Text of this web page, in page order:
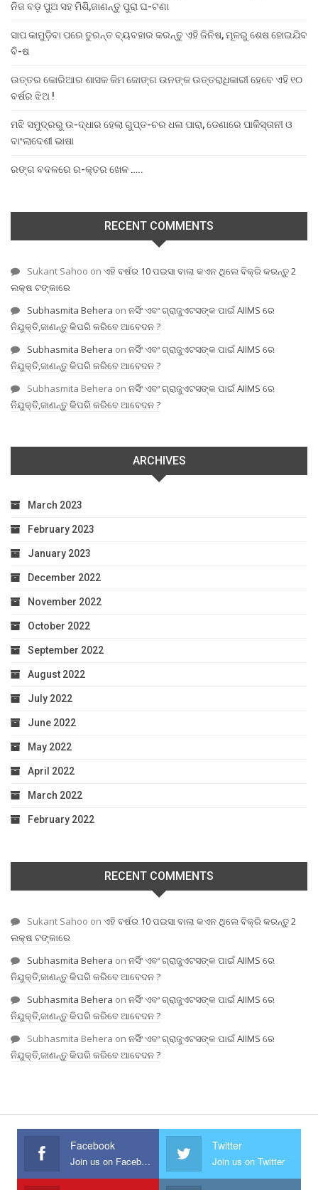
ନିଜ ବଡ଼ ପୁଅ ସହ ମିଶି,ଜାଣନ୍ତୁ ପୁରା ଘ-ଟଣା
ସାପ କାମୁଡ଼ିବା ପରେ ତୁରନ୍ତ ବ୍ୟବହାର କରନ୍ତୁ ଏହି ଜିନିଷ, ମୂଳରୁ ଶେଷ ହୋଇଯିବ
ବି-ଷ
ଉତ୍ତର କୋରିଆର ଶାସକ କିମ ଜୋଙ୍ଗ ଉନଙ୍କ ଉତ୍ତରାଧିକାରୀ ହେବେ ଏହି ୧୦
ବର୍ଷର ଝିଅ !
ମଝି ସମୁଦ୍ରରୁ ଉ-ଦ୍ଧାର ହେଲା ଗୁପ୍ତ-ଚର ଧଳା ପାରା, ଡେଣାରେ ପାକିସ୍ତାନୀ ଓ
ବାଂଲାଦେଶୀ ଭାଷା
ରଙ୍ଗ ବଦଳରେ ର-କ୍ତର ଖେଳ …..
RECENT COMMENTS
Sukant Sahoo on ଏହି ବର୍ଷର 10 ପଇସା ବାଲା କଏନ ଥିଲେ ବିକ୍ରି କରନ୍ତୁ 2
ଲକ୍ଷ ଟଙ୍କାରେ
Subhasmita Behera on ନର୍ସିଂ ଏବଂ ଗ୍ରାଜୁଏଟସଙ୍କ ପାଇଁ AIIMS ରେ
ନିଯୁକ୍ତି,ଜାଣନ୍ତୁ କିପରି କରିବେ ଆବେଦନ ?
Subhasmita Behera on ନର୍ସିଂ ଏବଂ ଗ୍ରାଜୁଏଟସଙ୍କ ପାଇଁ AIIMS ରେ
ନିଯୁକ୍ତି,ଜାଣନ୍ତୁ କିପରି କରିବେ ଆବେଦନ ?
Subhasmita Behera on ନର୍ସିଂ ଏବଂ ଗ୍ରାଜୁଏଟସଙ୍କ ପାଇଁ AIIMS ରେ
ନିଯୁକ୍ତି,ଜାଣନ୍ତୁ କିପରି କରିବେ ଆବେଦନ ?
ARCHIVES
March 2023
February 2023
January 2023
December 2022
November 2022
October 2022
September 2022
August 2022
July 2022
June 2022
May 2022
April 2022
March 2022
February 2022
RECENT COMMENTS
Sukant Sahoo on ଏହି ବର୍ଷର 10 ପଇସା ବାଲା କଏନ ଥିଲେ ବିକ୍ରି କରନ୍ତୁ 2
ଲକ୍ଷ ଟଙ୍କାରେ
Subhasmita Behera on ନର୍ସିଂ ଏବଂ ଗ୍ରାଜୁଏଟସଙ୍କ ପାଇଁ AIIMS ରେ
ନିଯୁକ୍ତି,ଜାଣନ୍ତୁ କିପରି କରିବେ ଆବେଦନ ?
Subhasmita Behera on ନର୍ସିଂ ଏବଂ ଗ୍ରାଜୁଏଟସଙ୍କ ପାଇଁ AIIMS ରେ
ନିଯୁକ୍ତି,ଜାଣନ୍ତୁ କିପରି କରିବେ ଆବେଦନ ?
Subhasmita Behera on ନର୍ସିଂ ଏବଂ ଗ୍ରାଜୁଏଟସଙ୍କ ପାଇଁ AIIMS ରେ
ନିଯୁକ୍ତି,ଜାଣନ୍ତୁ କିପରି କରିବେ ଆବେଦନ ?
Facebook
Join us on Facebook
Twitter
Join us on Twitter